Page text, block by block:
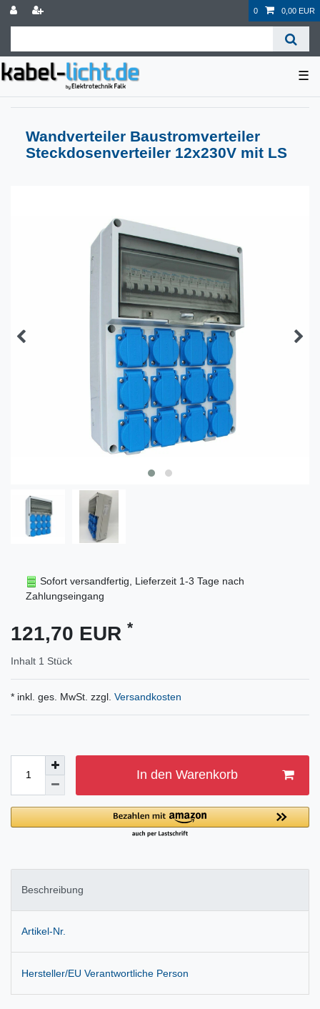
0 0,00 EUR
☰
Wandverteiler Baustromverteiler
Steckdosenverteiler 12x230V mit LS
Sofort versandfertig, Lieferzeit 1-3 Tage nach
Zahlungseingang
121,70 EUR *
Inhalt 1 Stück
* inkl. ges. MwSt. zzgl. Versandkosten
In den Warenkorb
Beschreibung
Artikel-Nr.
Hersteller/EU Verantwortliche Person